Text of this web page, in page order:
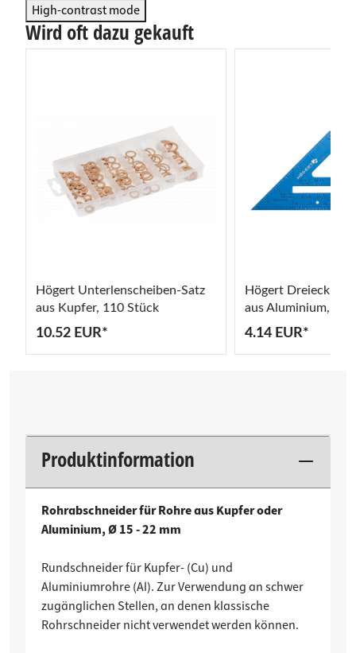
High-contrast mode
Wird oft dazu gekauft
Högert Unterlenscheiben-Satz
aus Kupfer, 110 Stück
10.52 EUR*
Högert Dreieck-
aus Aluminium,
4.14 EUR*
Produktinformation
Rohrabschneider für Rohre aus Kupfer oder
Aluminium, Ø 15 - 22 mm
Rundschneider für Kupfer- (Cu) und
Aluminiumrohre (Al). Zur Verwendung an schwer
zugänglichen Stellen, an denen klassische
Rohrschneider nicht verwendet werden können.